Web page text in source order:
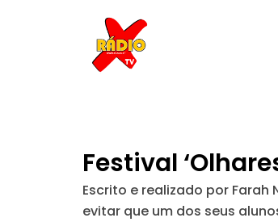
Festival
Escrito e realizado por
evitar que um dos seus